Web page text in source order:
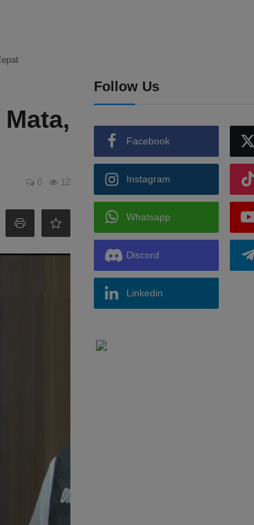
0 12
Follow Us
Facebook
Instagram
Whatsapp
Discord
Linkedin